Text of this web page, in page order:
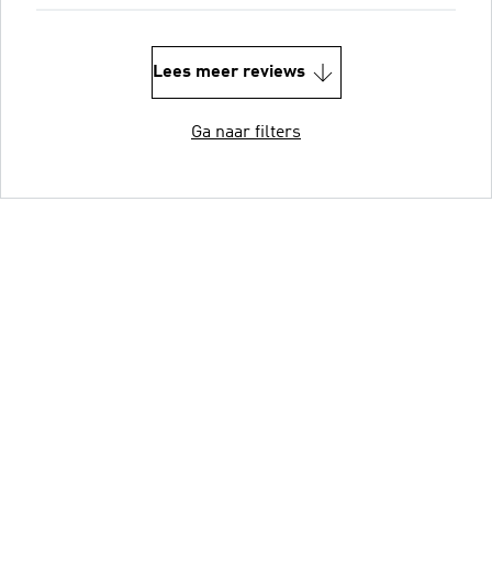
Lees meer reviews
Ga naar filters